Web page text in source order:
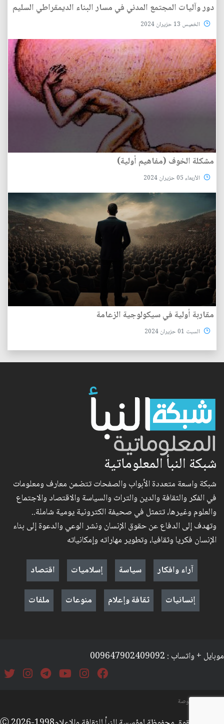
دور وآليات المجتمع المدني في مسار البناء الديمقراطي السليم
الخميس 13 حزيران 2024
مشكلة الخوف (مفاهيم أولية)
الأربعاء 05 حزيران 2024
مقاربة أولية في سيكولوجية الزعامة
السبت 01 حزيران 2024
شبكة النبأ المعلوماتية
شبكة واسعة متعددة الأبواب والصفحات تتضمن معارف ومعلومات
في الفكر والثقافة والدين والتراث والسياسة والاقتصاد والاجتماع
والعلوم وغيرها، تتمثل في صحيفة الكترونية يومية شاملة..
وتهدف إلى الدفاع عن حقوق الإنسان ونشر الوعي والدعوة إلى بناء
الإنسان فكريا وثقافيا، وتطوير مهاراته وإمكانياته
آراء وافكار
سياسة إسلاميات
اقتصاد
إنسانيات
ثقافة وإعلام منوعات ملفات
موبايل + واتساب : 009647902409092
السياسة والخصوصة